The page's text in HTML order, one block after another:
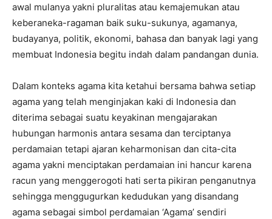
awal mulanya yakni pluralitas atau kemajemukan atau
keberaneka-ragaman baik suku-sukunya, agamanya,
budayanya, politik, ekonomi, bahasa dan banyak lagi yang
membuat Indonesia begitu indah dalam pandangan dunia.
Dalam konteks agama kita ketahui bersama bahwa setiap
agama yang telah menginjakan kaki di Indonesia dan
diterima sebagai suatu keyakinan mengajarakan
hubungan harmonis antara sesama dan terciptanya
perdamaian tetapi ajaran keharmonisan dan cita-cita
agama yakni menciptakan perdamaian ini hancur karena
racun yang menggerogoti hati serta pikiran penganutnya
sehingga menggugurkan kedudukan yang disandang
agama sebagai simbol perdamaian ‘Agama’ sendiri